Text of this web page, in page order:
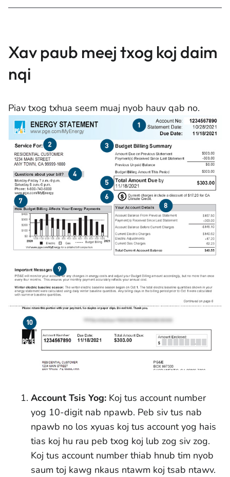
Xav paub meej txog koj daim
nqi
Piav txog txhua seem muaj nyob hauv qab no.
Account Tsis Yog: Koj tus account number
yog 10-digit nab npawb. Peb siv tus nab
npawb no los xyuas koj tus account yog hais
tias koj hu rau peb txog koj lub zog siv zog.
Koj tus account number thiab hnub tim nyob
saum toj kawg nkaus ntawm koj tsab ntawv.